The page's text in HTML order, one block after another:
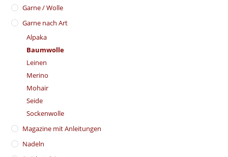
Garne / Wolle
Garne nach Art
Alpaka
Baumwolle
Leinen
Merino
Mohair
Seide
Sockenwolle
Magazine mit Anleitungen
Nadeln